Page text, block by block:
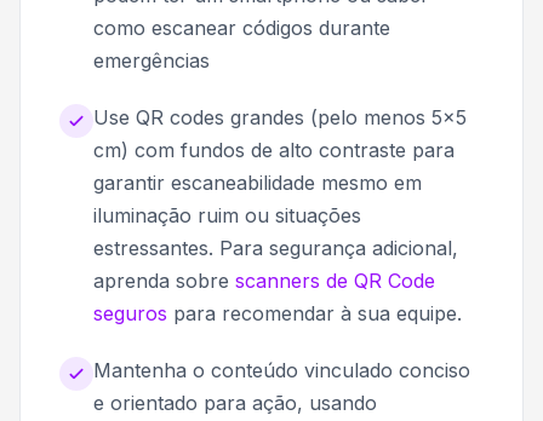
como escanear códigos durante
emergências
Use QR codes grandes (pelo menos 5x5
cm) com fundos de alto contraste para
garantir escaneabilidade mesmo em
iluminação ruim ou situações
estressantes. Para segurança adicional,
aprenda sobre scanners de QR Code
seguros para recomendar à sua equipe.
Mantenha o conteúdo vinculado conciso
e orientado para ação, usando